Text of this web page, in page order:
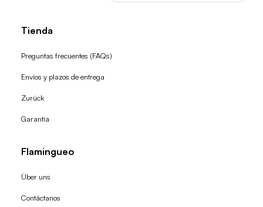
Tienda
Preguntas frecuentes (FAQs)
Envíos y plazos de entrega
Zurück
Garantía
Flamingueo
Über uns
Contáctanos